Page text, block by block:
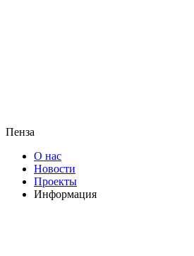
Пенза
О нас
Новости
Проекты
Информация